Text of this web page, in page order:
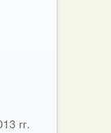
гг.